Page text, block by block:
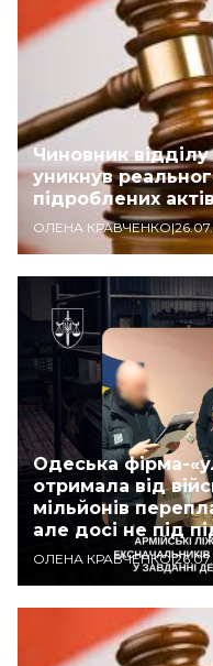
Чиновник
уникнув
підроблених актів
ОЛЕНА КРАВЧЕНКО|
Одеська фірма-
отримала від
мільйонів
але досі не під
ОЛЕНА КРАВЧЕНКО|